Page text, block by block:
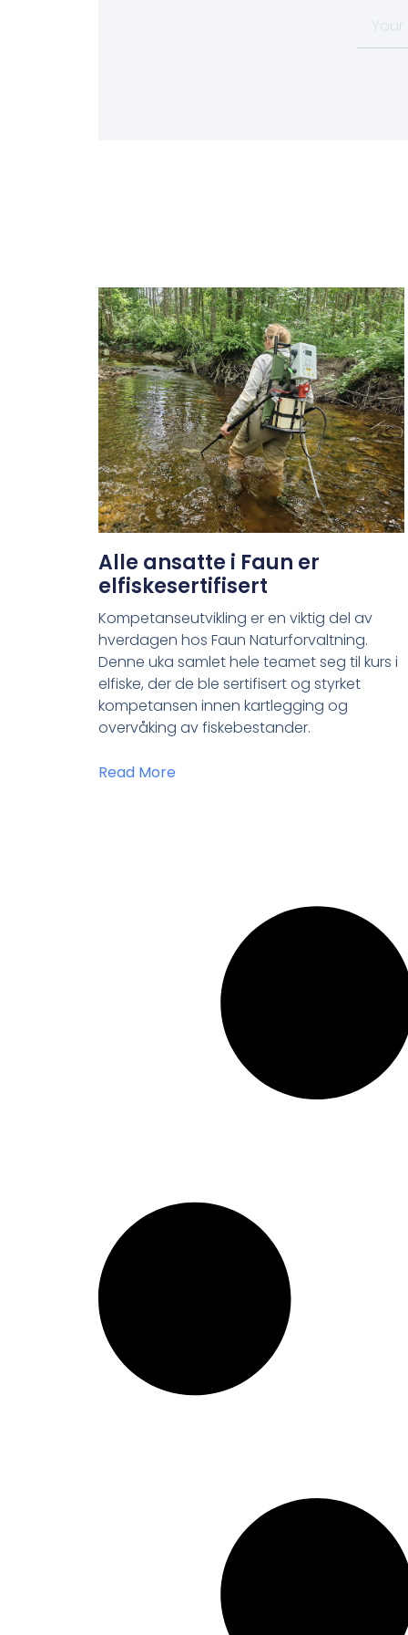
Alle ansatte i Faun er
elfiskesertifisert
Kompetanseutvikling er en viktig del av
hverdagen hos Faun Naturforvaltning.
Denne uka samlet hele teamet seg til kurs i
elfiske, der de ble sertifisert og styrket
kompetansen innen kartlegging og
overvåking av fiskebestander.
Read More